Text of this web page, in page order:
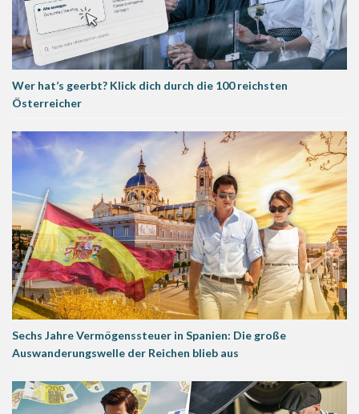
Wer hat’s geerbt? Klick dich durch die 100 reichsten
Österreicher
Sechs Jahre Vermögenssteuer in Spanien: Die große
Auswanderungswelle der Reichen blieb aus